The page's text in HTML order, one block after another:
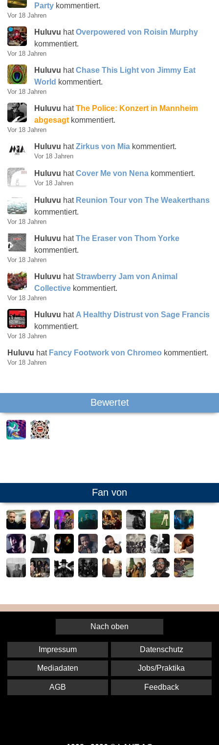
Party kommentiert.
Vor 18 Jahren
Huluvu hatOverpowered von Roisin Murphy
kommentiert.
Vor 18 Jahren
Huluvu hatChase This Light von Jimmy Eat
World kommentiert.
Vor 18 Jahren
Huluvu hatThe Police: Konzert in Mannheim
abgesagt kommentiert.
Vor 18 Jahren
Huluvu hatZirkus von Mia kommentiert.
Vor 18 Jahren
Huluvu hatCover Me von Nena kommentiert.
Vor 18 Jahren
Huluvu hat Reunion Tour von The Weakerthans
kommentiert.
Vor 18 Jahren
Huluvu hatThe Eraser von Thom Yorke
kommentiert.
Vor 18 Jahren
Huluvu hatStrawberry Jam von Animal
Collective kommentiert.
Vor 18 Jahren
Huluvu hat A Healthy Distrust von Sage Francis
kommentiert.
Vor 18 Jahren
Huluvu hat Fancy Footwork von Chromeo kommentiert.
Vor 18 Jahren
Bewertet
Fan von
Nach oben
Impressum Datenschutz
Mediadaten Jobs/Praktika
AGB Feedback